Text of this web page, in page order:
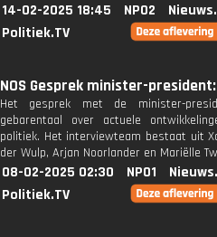
14-02-2025 18:45 NPO2
Politiek.TV
NOS Gesprek minister-
Het gesprek met de minister-
gebarentaal over actuele
politiek. Het interviewteam bestaat uit
der Wulp, Arjan Noorlander en Mariëlle
08-02-2025 02:30 NPO1
Politiek.TV